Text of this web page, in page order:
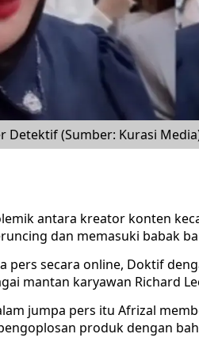
Detektif (Sumber: Kurasi
antara kreator konten
dan memasuki babak
pers secara online, Doktif
mantan karyawan Richard
jumpa pers itu Afrizal
produk dengan